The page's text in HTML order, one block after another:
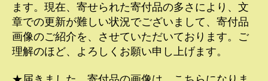
ます。現在、寄せられた寄付品の多さにより、文
章での更新が難しい状況でございまして、寄付品
画像のご紹介を、させていただいております。ご
理解のほど、よろしくお願い申し上げます。